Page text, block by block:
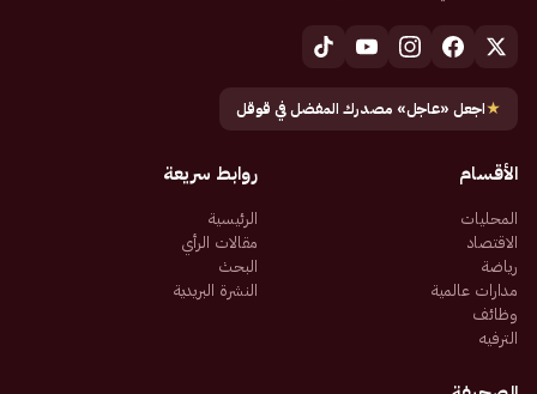
★اجعل «عاجل» مصدرك المفضل في قوقل
الأقسام
المحليات
الاقتصاد
رياضة
مدارات عالمية
وظائف
الترفيه
روابط سريعة
الرئيسية
مقالات الرأي
البحث
النشرة البريدية